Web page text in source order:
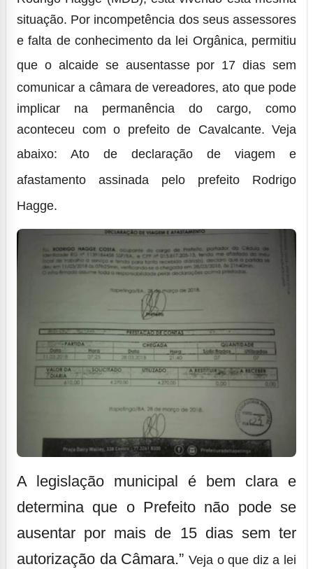
situação. Por incompetência dos seus assessores
e falta de conhecimento da lei Orgânica, permitiu
que o alcaide se ausentasse por 17 dias sem
comunicar a câmara de vereadores, ato que pode
implicar na permanência do cargo, como
aconteceu com o prefeito de Cavalcante. Veja
abaixo: Ato de declaração de viagem e
afastamento assinada pelo prefeito Rodrigo
Hagge.
A legislação municipal é bem clara e
determina que o Prefeito não pode se
ausentar por mais de 15 dias sem ter
autorização da Câmara.” Veja o que diz a lei